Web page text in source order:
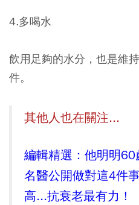
4.多喝水
飲用足夠的水分，也是維
件。
其他人也在關注...
編輯精選：他明明60
名醫公開做對這4件
高...抗衰老最有力！